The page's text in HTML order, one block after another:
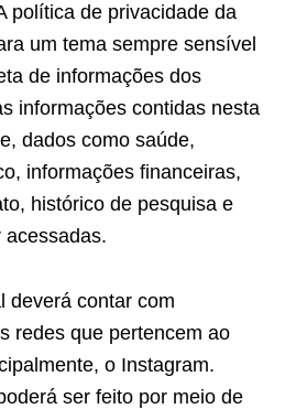
política de privacidade da
um tema sempre sensível
de informações dos
informações contidas nesta
dados como saúde,
informações financeiras,
histórico de pesquisa e
acessadas.
deverá contar com
redes que pertencem ao
o Instagram.
ser feito por meio de